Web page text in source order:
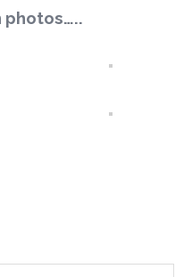
photos…..